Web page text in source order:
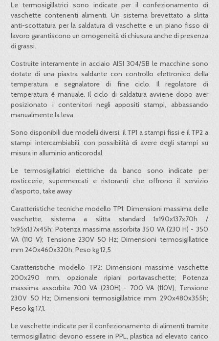
Le termosigillatrici sono indicate per il confezionamento di
vaschette contenenti alimenti. Un sistema brevettato a slitta
anti-scottatura per la saldatura di vaschette e un piano fisso di
lavoro garantiscono un omogeneità di chiusura anche di presenza
di grassi.
Costruite interamente in acciaio AISI 304/SB le macchine sono
dotate di una piastra saldante con controllo elettronico della
temperatura e segnalatore di fine ciclo. Il regolatore di
temperatura è manuale. Il ciclo di saldatura avviene dopo aver
posizionato i contenitori negli appositi stampi, abbassando
manualmente la leva.
Sono disponibili due modelli diversi, il TP1 a stampi fissi e il TP2 a
stampi intercambiabili, con possibilità di avere degli stampi su
misura in alluminio anticorodal.
Le termosigillatrici elettriche da banco sono indicate per
rosticcerie, supermercati e ristoranti che offrono il servizio
d'asporto, take away
Caratteristiche tecniche modello TP1: Dimensioni massima delle
vaschette, sistema a slitta standard 1x190x137x70h /
1x95x137x45h; Potenza massima assorbita 350 VA (230 H) - 350
VA (110 V); Tensione 230V 50 Hz; Dimensioni termosigillatrice
mm 240x460x320h; Peso kg 12,5
Caratteristiche modello TP2: Dimensioni massime vaschette
200x290 mm, opzionale ripiani portavaschette; Potenza
massima assorbita 700 VA (230H) - 700 VA (110V); Tensione
230V 50 Hz; Dimensioni termosigillatrice mm 290x480x355h;
Peso kg 17,1.
Le vaschette indicate per il confezionamento di alimenti tramite
termosigillatrici devono essere in PPL, plastica ad elevato carico